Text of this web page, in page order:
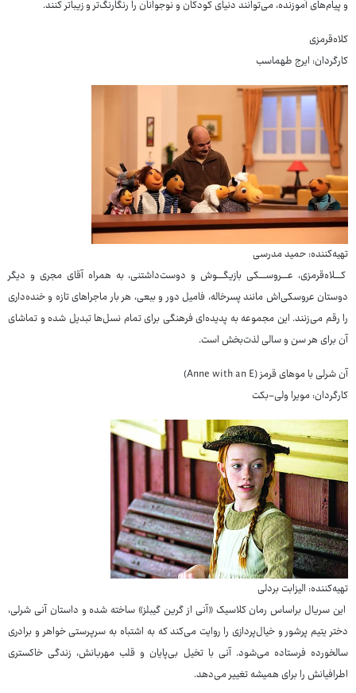
و پیام‌های آموزنده، می‌توانند دنیای کودکان و نوجوانان را رنگارنگ‌تر و زیباتر کنند.
کلاه‌قرمزی
کارگردان: ایرج طهماسب
تهیه‌کننده: حمید مدرسی
کــــلاه‌قرمزی، عــــروســــکی بازیگــــوش و دوست‌داشتنی، به همراه آقای مجری و دیگر
دوستان عروسکی‌اش مانند پسرخاله، فامیل دور و ببعی، هر بار ماجراهای تازه و خنده‌داری
را رقم می‌زنند. این مجموعه به پدیده‌ای فرهنگی برای تمام نسل‌ها تبدیل شده و تماشای
آن برای هر سن و سالی لذت‌بخش است.
آن شرلی با موهای قرمز (Anne with an E)
کارگردان: مویرا ولی-بکت
تهیه‌کننده: الیزابت بردلی
این سریال براساس رمان کلاسیک «آنی از گرین گیبلز» ساخته شده و داستان آنی شرلی،
دختر یتیم پرشور و خیال‌پردازی را روایت می‌کند که به اشتباه به سرپرستی خواهر و برادری
سالخورده فرستاده می‌شود. آنی با تخیل بی‌پایان و قلب مهربانش، زندگی خاکستری
اطرافیانش را برای همیشه تغییر می‌دهد.